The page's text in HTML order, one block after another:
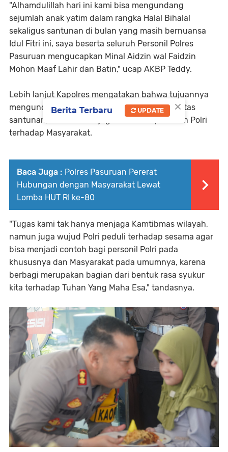
"Alhamdulillah hari ini kami bisa mengundang
sejumlah anak yatim dalam rangka Halal Bihalal
sekaligus santunan di bulan yang masih bernuansa
Idul Fitri ini, saya beserta seluruh Personil Polres
Pasuruan mengucapkan Minal Aidzin wal Faidzin
Mohon Maaf Lahir dan Batin," ucap AKBP Teddy.
Lebih lanjut Kapolres mengatakan bahwa tujuannya
mengundang anak yatim selain sebagai rutinitas
santunan, hal tersebut juga bentuk kepedulian Polri
terhadap Masyarakat.
Baca Juga : Polres Pasuruan Pererat
Hubungan dengan Masyarakat Lewat
Lomba HUT RI ke-80
"Tugas kami tak hanya menjaga Kamtibmas wilayah,
namun juga wujud Polri peduli terhadap sesama agar
bisa menjadi contoh bagi personil Polri pada
khususnya dan Masyarakat pada umumnya, karena
berbagi merupakan bagian dari bentuk rasa syukur
kita terhadap Tuhan Yang Maha Esa," tandasnya.
×
Berita Terbaru UPDATE